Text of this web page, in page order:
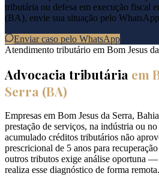
tributária ou defesa em execução fiscal
(BA), envie sua situação pelo
Enviar caso pelo WhatsApp
Atendimento tributário em Bom Jesus
Advocacia tributária em
Serra (BA)
Empresas em Bom Jesus da Serra,
prestação de serviços, na indústria ou
acumulado créditos tributários não
prescricional de 5 anos para
outros tributos exige análise oportuna
realiza esse diagnóstico de forma remota.